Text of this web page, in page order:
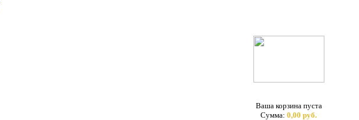
Ваша корзина пуста
Сумма: 0,00 руб.